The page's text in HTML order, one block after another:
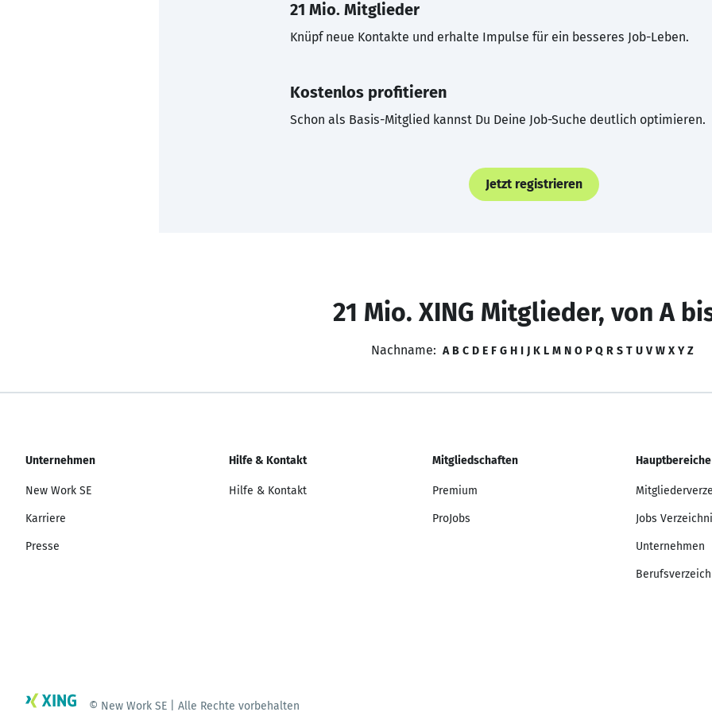
21 Mio. Mitglieder
Knüpf neue Kontakte und erhalte Impulse für ein besseres Job-Leben.
Kostenlos profitieren
Schon als Basis-Mitglied kannst Du Deine Job-Suche deutlich optimieren.
Jetzt registrieren
21 Mio. XING Mitglieder, von A
Nachname: A B C D E F G H I J K L M N O P Q R S T U V W X Y Z
Unternehmen
New Work SE
Karriere
Presse
Hilfe & Kontakt
Hilfe & Kontakt
Mitgliedschaften
Premium
ProJobs
Hauptbereiche
Jobs
Unternehmen
© New Work SE | Alle Rechte vorbehalten